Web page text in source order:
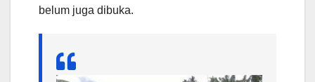
belum juga dibuka.